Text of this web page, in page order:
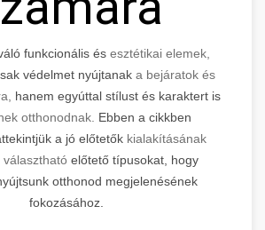
funkcionális és esztétikai elemek,
védelmet nyújtanak a bejáratok és
hanem egyúttal stílust és karaktert is
otthonodnak. Ebben a cikkben
a jó előtetők kialakításának
előtető típusokat, hogy
otthonod megjelenésének
fokozásához.